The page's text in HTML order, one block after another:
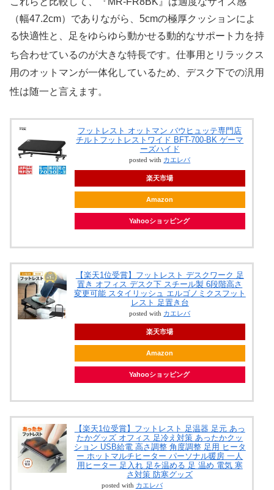
（幅47.2cm）でありながら、5cmの極厚クッションによ
る快適性と、足をゆらゆら動かせる動的なサポート力を持
ち合わせているのが大きな特長です。仕事用とリラックス
用のオットマンが一体化しているため、デスク下での汎用
性は随一と言えます。
フットレスト オットマン バウヒュッテ専門店
チルトフットレストワイド BFT-700-BK ゲーマ
ーズハイド
posted with カエレバ
楽天市場
Amazon
Yahooショッピング
【楽天1位受賞】フットレスト デスクワーク 足
置き オフィス デスク下 スチール製 6段階高さ
変更可能 スタイリッシュ エルゴノミクスフット
レスト 足置き台
posted with カエレバ
楽天市場
Amazon
Yahooショッピング
【楽天1位受賞】フットレスト 足温器 足元 あっ
たかグッズ オフィス 足冷え対策 あったかクッ
ション USB給電 高さ調整 角度調整 足用 ヒータ
ー ホットマルチヒーター パーソナル暖房 一人
用ヒーター 足入れ 足を温める 足 温め 電気 寒
さ対策 防寒グッズ
posted with カエレバ